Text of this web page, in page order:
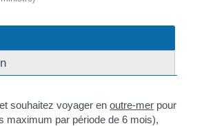
souhaitez voyager enoutre-mer pour
maximum par période de 6 mois),